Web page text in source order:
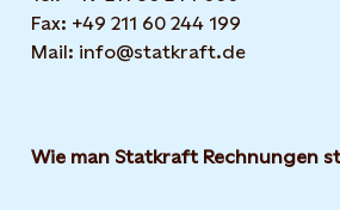
Fax: +49 211 60 244 199
Mail: info@statkraft.de
Wie man Statkraft Rechnungen